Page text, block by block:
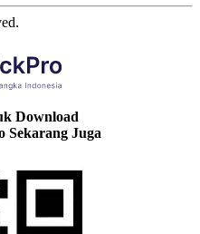
Download
Sekarang Juga